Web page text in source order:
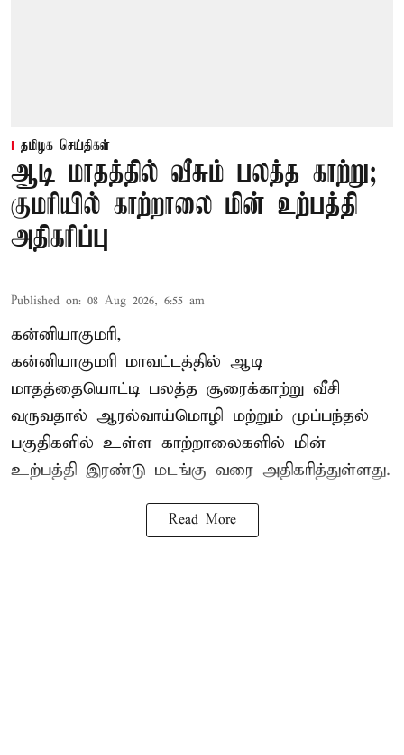
தமிழக செய்திகள்
ஆடி மாதத்தில் வீசும் பலத்த காற்று;
குமரியில் காற்றாலை மின் உற்பத்தி
அதிகரிப்பு
Published on: 08 Aug 2026, 6:55 am
கன்னியாகுமரி,
கன்னியாகுமரி மாவட்டத்தில் ஆடி
மாதத்தையொட்டி பலத்த சூரைக்காற்று வீசி
வருவதால் ஆரல்வாய்மொழி மற்றும் முப்பந்தல்
பகுதிகளில் உள்ள காற்றாலைகளில் மின்
உற்பத்தி இரண்டு மடங்கு வரை அதிகரித்துள்ளது.
Read More